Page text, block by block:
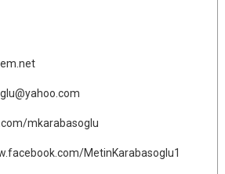
mkarabasoglu
MetinKarabasoglu1